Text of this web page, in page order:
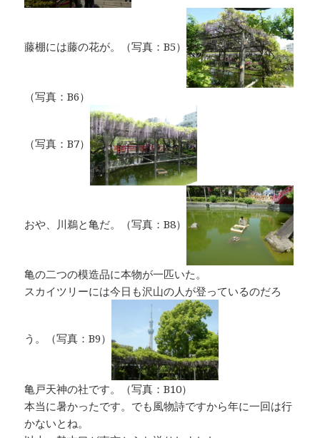
藤棚には藤の花が。（写真：B5）
（写真：B6）
（写真：B7）
おや、川鵜と亀だ。（写真：B8）
亀の二つの模造品に本物が一匹いた。
スカイツリーには今日も沢山の人が登っているのだろ
う。（写真：B9）
亀戸天神の社です。（写真：B10）
本当に暑かったです。でも風物詩ですから年に一回は行
かないとね。